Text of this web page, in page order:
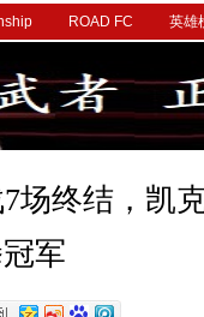
ROAD FC 英雄
场终结，凯
军